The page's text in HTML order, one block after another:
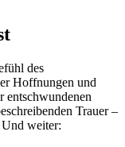
des
Hoffnungen und
entschwundenen
Trauer –
weiter: